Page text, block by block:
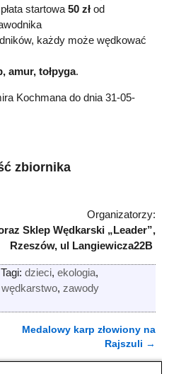
startowa50 zł od
każdy może wędkować
amur, tołpyga.
Kochmana do dnia 31-05-
zbiornika
Organizatorzy:
Sklep Wędkarski „Leader”,
Rzeszów, ul Langiewicza22B
Tagi: dzieci, ekologia,
wędkarstwo, zawody
Medalowy karp złowiony na
Rajszuli →